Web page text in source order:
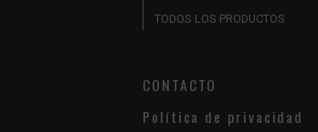
TODOS LOS PRODUCTOS
CONTACTO
Política de privacidad